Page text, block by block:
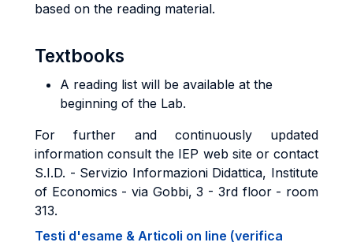
based on the reading material.
Textbooks
A reading list will be available at the
beginning of the Lab.
For further and continuously updated
information consult the IEP web site or contact
S.I.D. - Servizio Informazioni Didattica, Institute
of Economics - via Gobbi, 3 - 3rd floor - room
313.
Testi d'esame & Articoli on line (verifica